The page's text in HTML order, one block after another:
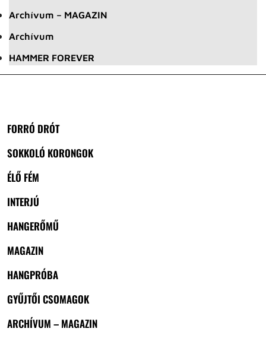
Archívum – MAGAZIN
Archívum
HAMMER FOREVER
FORRÓ DRÓT
SOKKOLÓ KORONGOK
ÉLŐ FÉM
INTERJÚ
HANGERŐMŰ
MAGAZIN
HANGPRÓBA
GYŰJTŐI CSOMAGOK
ARCHÍVUM – MAGAZIN